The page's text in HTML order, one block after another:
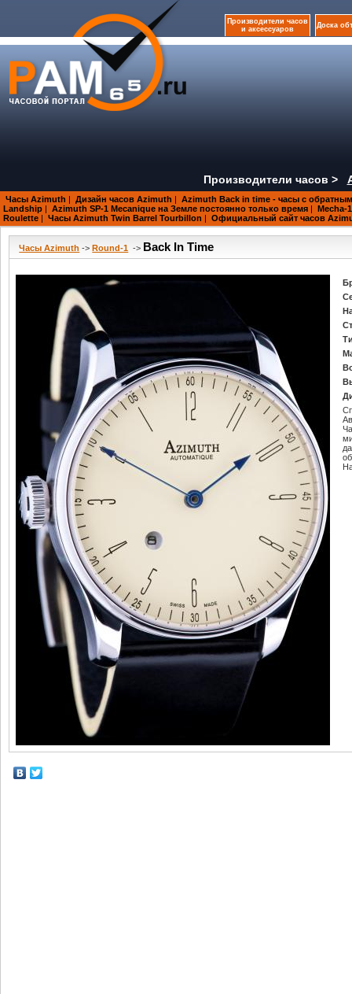
Производители часов
и аксессуаров
Доска
Производители часов >
Часы Azimuth | Дизайн часов Azimuth | Azimuth Back in time - часы с
Landship | Azimuth SP-1 Mecanique на Земле постоянно только время | Mecha-
Roulette | Часы Azimuth Twin Barrel Tourbillon | Официальный сайт часов
Часы Azimuth -> Round-1 -> Back In Time